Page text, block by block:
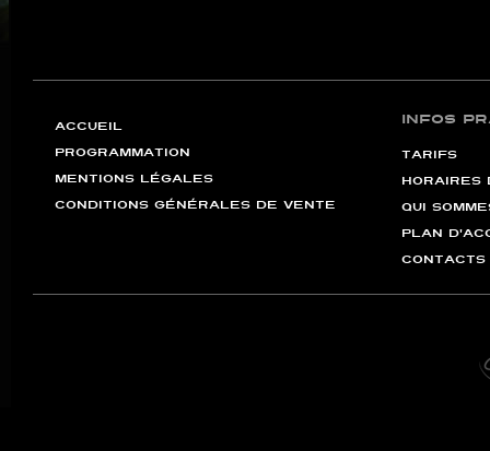
ACCUEIL
PROGRAMMATION
MENTIONS LÉGALES
CONDITIONS GÉNÉRALES DE VENTE
INFOS
TARIFS
HORAIRES
QUI
PLAN